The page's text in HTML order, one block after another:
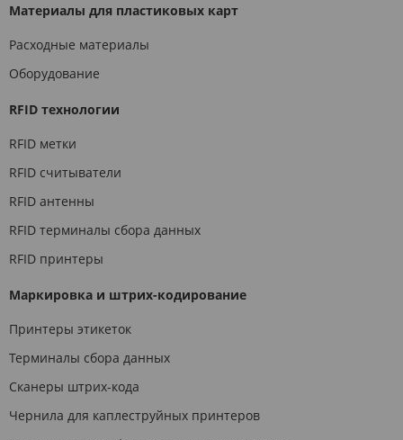
Материалы для пластиковых карт
Расходные материалы
Оборудование
RFID технологии
RFID метки
RFID считыватели
RFID антенны
RFID терминалы сбора данных
RFID принтеры
Маркировка и штрих-кодирование
Принтеры этикеток
Терминалы сбора данных
Сканеры штрих-кода
Чернила для каплеструйных принтеров